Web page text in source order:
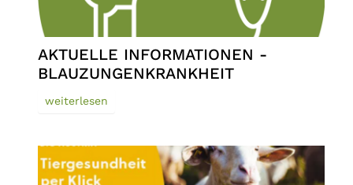
AKTUELLE INFORMATIONEN -
BLAUZUNGENKRANKHEIT
weiterlesen